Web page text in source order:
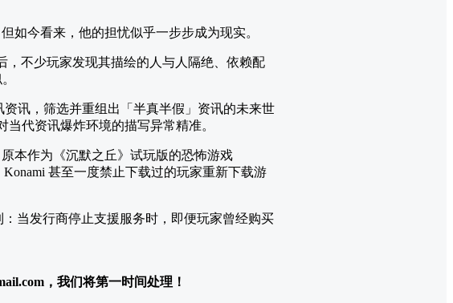
如今看来，他的担忧似乎一步步成为现实。
，不少玩家发现其描绘的人与人隔绝、依赖配
讯，筛选并重组出「半真半假」资讯的未来世
代资讯爆炸环境的描写异常精准。
本作为《沉默之丘》试玩版的恐怖游戏
Konami 甚至一度禁止下载过的玩家重新下载游
当发行商停止支援服务时，即便玩家曾经购买
，我们将第一时间处理！